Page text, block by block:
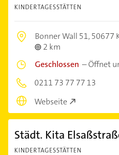
KINDERTAGESSTÄTTEN
Bonner Wall 51,50677
2 km
Geschlossen –Öffnet
0211 73 77 77 13
Webseite
Städt. Kita
KINDERTAGESSTÄTTEN